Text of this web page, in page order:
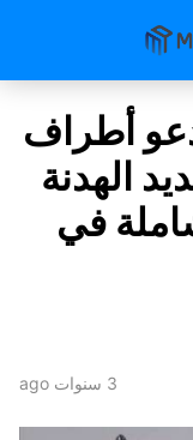
أطراف
الهدنة
في
3 سنوات ago